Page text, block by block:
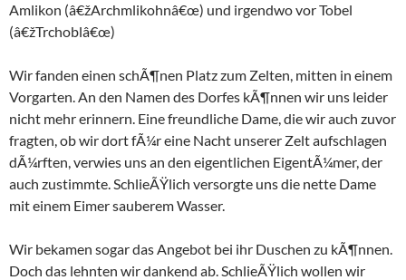
Amlikon (â€žArchmlikohnâ€œ) und irgendwo vor Tobel
(â€žTrchoblâ€œ)
Wir fanden einen schÃ¶nen Platz zum Zelten, mitten in einem
Vorgarten. An den Namen des Dorfes kÃ¶nnen wir uns leider
nicht mehr erinnern. Eine freundliche Dame, die wir auch zuvor
fragten, ob wir dort fÃ¼r eine Nacht unserer Zelt aufschlagen
dÃ¼rften, verwies uns an den eigentlichen EigentÃ¼mer, der
auch zustimmte. SchlieÃŸlich versorgte uns die nette Dame
mit einem Eimer sauberem Wasser.
Wir bekamen sogar das Angebot bei ihr Duschen zu kÃ¶nnen.
Doch das lehnten wir dankend ab. SchlieÃŸlich wollen wir